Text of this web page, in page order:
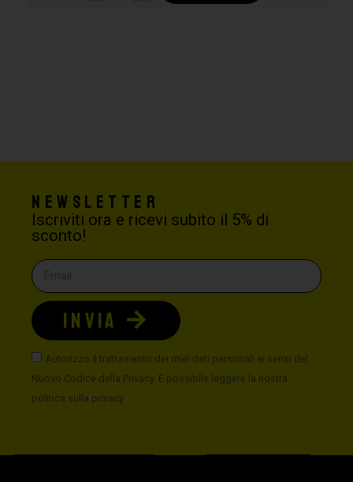
Newsletter
Iscriviti ora e ricevi subito il 5% di
sconto!
Autorizzo il trattamento dei miei dati personali ai sensi del
Nuovo Codice della Privacy. È possibile leggere la nostra
politica sulla privacy
INVIA